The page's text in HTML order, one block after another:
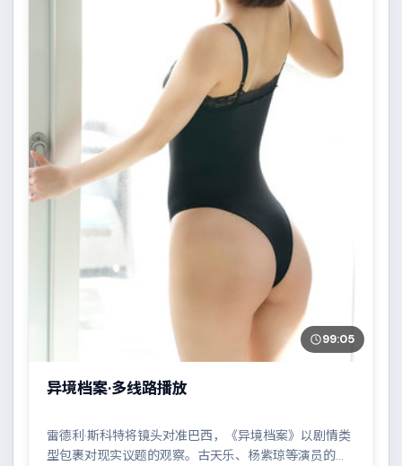
99:05
异境档案·多线路播放
雷德利·斯科特将镜头对准巴西，《异境档案》以剧情类
型包裹对现实议题的观察。古天乐、杨紫琼等演员的表